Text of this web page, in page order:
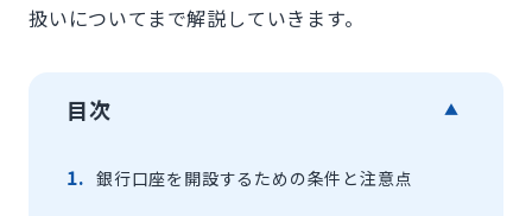
扱いについてまで解説していきます。
目次 ▲
銀行口座を開設するための条件と注意点